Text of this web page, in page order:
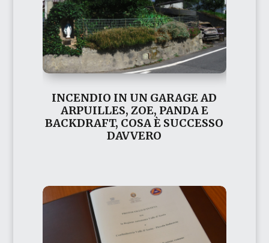
INCENDIO IN UN GARAGE AD
ARPUILLES, ZOE, PANDA E
BACKDRAFT, COSA È SUCCESSO
DAVVERO